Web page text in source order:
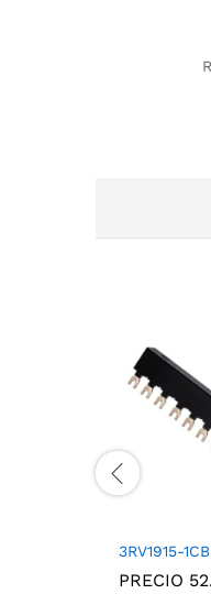
3RV1915-1CB
PRECIO